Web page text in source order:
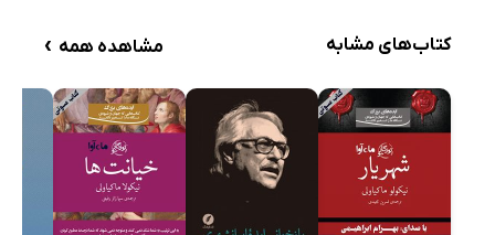
کتاب‌های مشابه مشاهده همه ›